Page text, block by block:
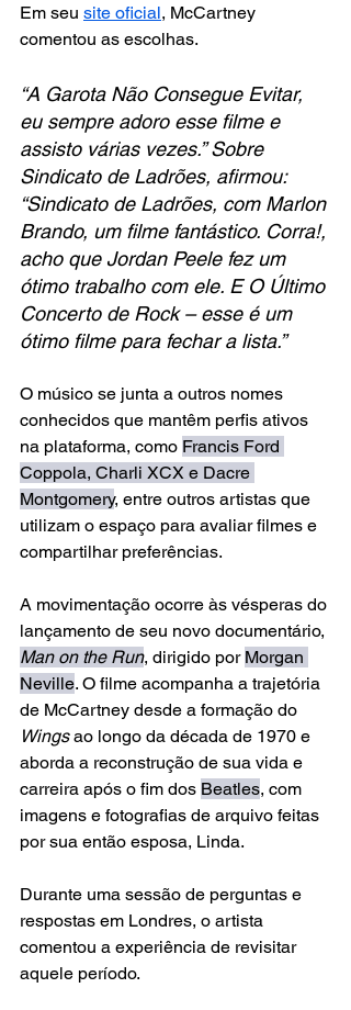
Em seu site oficial, McCartney
comentou as escolhas.
“A Garota Não Consegue Evitar,
eu sempre adoro esse filme e
assisto várias vezes.” Sobre
Sindicato de Ladrões, afirmou:
“Sindicato de Ladrões, com Marlon
Brando, um filme fantástico. Corra!,
acho que Jordan Peele fez um
ótimo trabalho com ele. E O Último
Concerto de Rock – esse é um
ótimo filme para fechar a lista.”
O músico se junta a outros nomes
conhecidos que mantêm perfis ativos
na plataforma, como Francis Ford
Coppola, Charli XCX e Dacre
Montgomery, entre outros artistas que
utilizam o espaço para avaliar filmes e
compartilhar preferências.
A movimentação ocorre às vésperas do
lançamento de seu novo documentário,
Man on the Run, dirigido por Morgan
Neville. O filme acompanha a trajetória
de McCartney desde a formação do
Wings ao longo da década de 1970 e
aborda a reconstrução de sua vida e
carreira após o fim dos Beatles, com
imagens e fotografias de arquivo feitas
por sua então esposa, Linda.
Durante uma sessão de perguntas e
respostas em Londres, o artista
comentou a experiência de revisitar
aquele período.